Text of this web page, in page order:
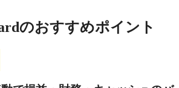
のおすすめポイント